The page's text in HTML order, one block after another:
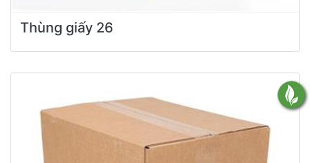
Thùng giấy 26